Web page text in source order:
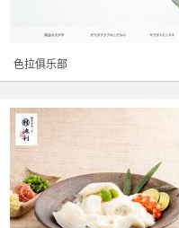
色拉俱乐部